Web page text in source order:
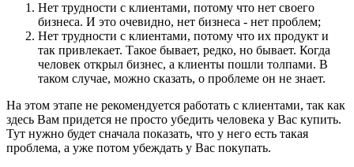
Нет трудности с клиентами, потому что нет своего
бизнеса. И это очевидно, нет бизнеса - нет проблем;
Нет трудности с клиентами, потому что их продукт и
так привлекает. Такое бывает, редко, но бывает. Когда
человек открыл бизнес, а клиенты пошли толпами. В
таком случае, можно сказать, о проблеме он не знает.
На этом этапе не рекомендуется работать с клиентами, так как
здесь Вам придется не просто убедить человека у Вас купить.
Тут нужно будет сначала показать, что у него есть такая
проблема, а уже потом убеждать у Вас покупать.